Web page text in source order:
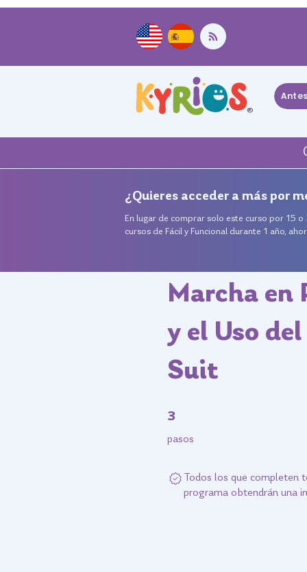
®
¿Quieres acceder a más por
En lugar de comprar solo este curso por 15
cursos de Fácil y Funcional durante 1 año,
Marcha en
y el Uso
Suit
3
pasos
3 pasos
Todos los que completen
programa obtendrán una